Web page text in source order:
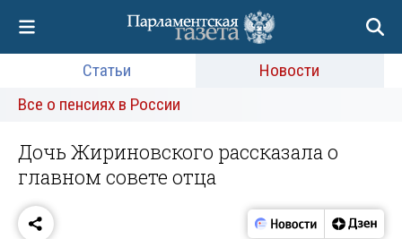
Статьи
Новости
Все о пенсиях в России
Дочь Жириновского рассказала о
главном совете отца